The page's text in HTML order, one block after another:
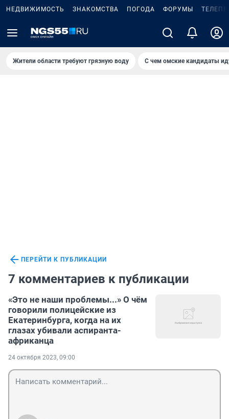
НЕДВИЖИМОСТЬ ЗНАКОМСТВА ПОГОДА ФОРУМЫ
Жители области требуют грязную воду С чем омские кандидаты
ПЕРЕЙТИ К ПУБЛИКАЦИИ
7 комментариев к публикации
«Это не наши проблемы...» О чём
говорили полицейские из
Екатеринбурга, когда на их
глазах убивали аспиранта-
африканца
24 октября 2023, 09:00